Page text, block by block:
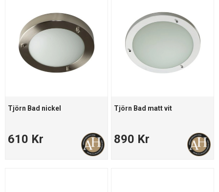
Tjörn Bad nickel
610 Kr
Tjörn Bad matt vit
890 Kr